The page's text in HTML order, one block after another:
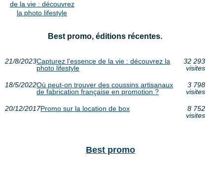
de la vie : découvrez
la photo lifestyle
Best promo, éditions récentes.
21/8/2023Capturez l'essence de la vie : découvrez la
photo lifestyle
32 293
visites
18/5/2022Où peut-on trouver des coussins artisanaux
de fabrication française en promotion ?
3 798
visites
20/12/2017Promo sur la location de box
8 752
visites
Best promo